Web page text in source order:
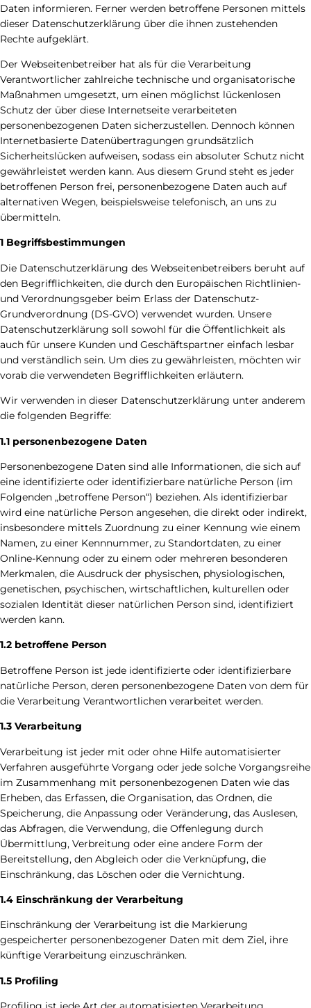
Daten informieren. Ferner werden betroffene Personen mittels
dieser Datenschutzerklärung über die ihnen zustehenden
Rechte aufgeklärt.
Der Webseitenbetreiber hat als für die Verarbeitung
Verantwortlicher zahlreiche technische und organisatorische
Maßnahmen umgesetzt, um einen möglichst lückenlosen
Schutz der über diese Internetseite verarbeiteten
personenbezogenen Daten sicherzustellen. Dennoch können
Internetbasierte Datenübertragungen grundsätzlich
Sicherheitslücken aufweisen, sodass ein absoluter Schutz nicht
gewährleistet werden kann. Aus diesem Grund steht es jeder
betroffenen Person frei, personenbezogene Daten auch auf
alternativen Wegen, beispielsweise telefonisch, an uns zu
übermitteln.
1 Begriffsbestimmungen
Die Datenschutzerklärung des Webseitenbetreibers beruht auf
den Begrifflichkeiten, die durch den Europäischen Richtlinien-
und Verordnungsgeber beim Erlass der Datenschutz-
Grundverordnung (DS-GVO) verwendet wurden. Unsere
Datenschutzerklärung soll sowohl für die Öffentlichkeit als
auch für unsere Kunden und Geschäftspartner einfach lesbar
und verständlich sein. Um dies zu gewährleisten, möchten wir
vorab die verwendeten Begrifflichkeiten erläutern.
Wir verwenden in dieser Datenschutzerklärung unter anderem
die folgenden Begriffe:
1.1 personenbezogene Daten
Personenbezogene Daten sind alle Informationen, die sich auf
eine identifizierte oder identifizierbare natürliche Person (im
Folgenden „betroffene Person“) beziehen. Als identifizierbar
wird eine natürliche Person angesehen, die direkt oder indirekt,
insbesondere mittels Zuordnung zu einer Kennung wie einem
Namen, zu einer Kennnummer, zu Standortdaten, zu einer
Online-Kennung oder zu einem oder mehreren besonderen
Merkmalen, die Ausdruck der physischen, physiologischen,
genetischen, psychischen, wirtschaftlichen, kulturellen oder
sozialen Identität dieser natürlichen Person sind, identifiziert
werden kann.
1.2 betroffene Person
Betroffene Person ist jede identifizierte oder identifizierbare
natürliche Person, deren personenbezogene Daten von dem für
die Verarbeitung Verantwortlichen verarbeitet werden.
1.3 Verarbeitung
Verarbeitung ist jeder mit oder ohne Hilfe automatisierter
Verfahren ausgeführte Vorgang oder jede solche Vorgangsreihe
im Zusammenhang mit personenbezogenen Daten wie das
Erheben, das Erfassen, die Organisation, das Ordnen, die
Speicherung, die Anpassung oder Veränderung, das Auslesen,
das Abfragen, die Verwendung, die Offenlegung durch
Übermittlung, Verbreitung oder eine andere Form der
Bereitstellung, den Abgleich oder die Verknüpfung, die
Einschränkung, das Löschen oder die Vernichtung.
1.4 Einschränkung der Verarbeitung
Einschränkung der Verarbeitung ist die Markierung
gespeicherter personenbezogener Daten mit dem Ziel, ihre
künftige Verarbeitung einzuschränken.
1.5 Profiling